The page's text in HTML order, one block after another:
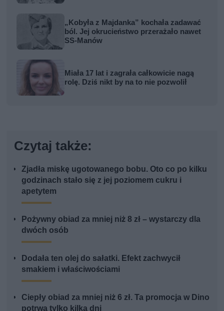
„Kobyła z Majdanka” kochała zadawać
ból. Jej okrucieństwo przerażało nawet
SS-Manów
Miała 17 lat i zagrała całkowicie nagą
rolę. Dziś nikt by na to nie pozwolił
Czytaj także:
Zjadła miskę ugotowanego bobu. Oto co po kilku
godzinach stało się z jej poziomem cukru i
apetytem
Pożywny obiad za mniej niż 8 zł – wystarczy dla
dwóch osób
Dodała ten olej do sałatki. Efekt zachwycił
smakiem i właściwościami
Ciepły obiad za mniej niż 6 zł. Ta promocja w Dino
potrwa tylko kilka dni